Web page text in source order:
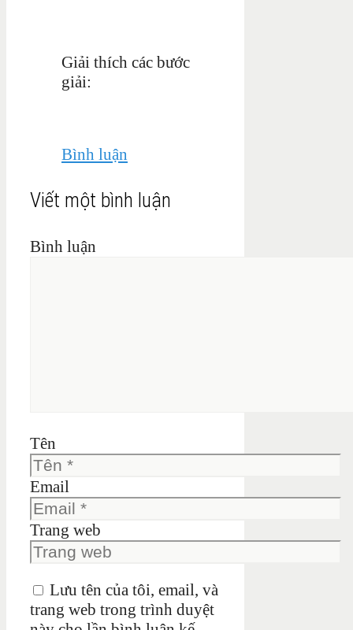
Giải thích các bước
giải:
Bình luận
Viết một bình luận
Bình luận
Tên
Email
Trang web
Lưu tên của tôi, email, và
trang web trong trình duyệt